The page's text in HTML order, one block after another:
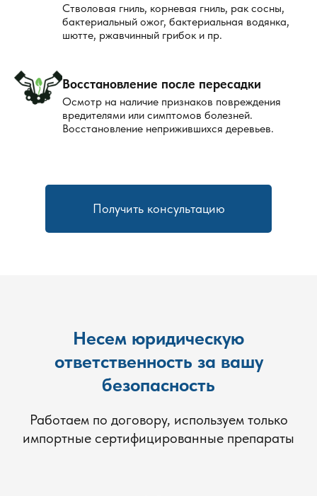
Стволовая гниль, корневая гниль, рак сосны,
бактериальный ожог, бактериальная водянка,
шютте, ржавчинный грибок и пр.
Восстановление после пересадки
Осмотр на наличие признаков повреждения
вредителями или симптомов болезней.
Восстановление неприжившихся деревьев.
Получить консультацию
Несем юридическую
ответственность за вашу
безопасность
Работаем по договору, используем только
импортные сертифицированные препараты